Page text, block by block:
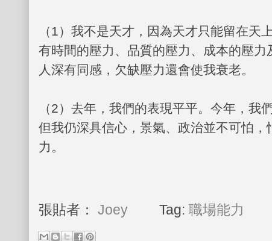
（1）我不是天才，因為天才只能留在天
有時間的壓力、品質的壓力、成本的壓
人深有同感，欠缺壓力還會使我衰老。
（2）去年，我們的表現平平。今年，我
但我仍深具信心，景氣、政治並不可怕
力。
張貼者： Joey Tag: 職場能力